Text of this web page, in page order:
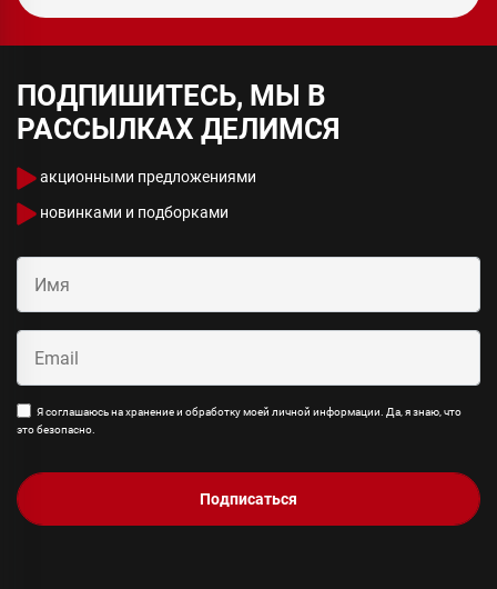
ПОДПИШИТЕСЬ, МЫ В
РАССЫЛКАХ ДЕЛИМСЯ
акционными предложениями
новинками и подборками
Я соглашаюсь на хранение и обработку моей личной информации. Да, я знаю, что
это безопасно.
Подписаться